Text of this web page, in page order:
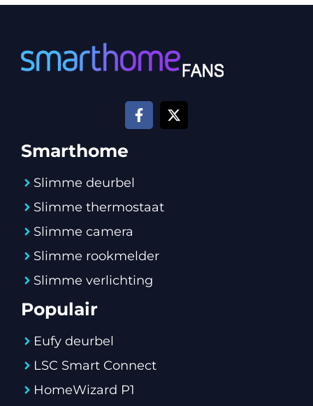
Smarthome
Slimme deurbel
Slimme thermostaat
Slimme camera
Slimme rookmelder
Slimme verlichting
Populair
Eufy deurbel
LSC Smart Connect
HomeWizard P1